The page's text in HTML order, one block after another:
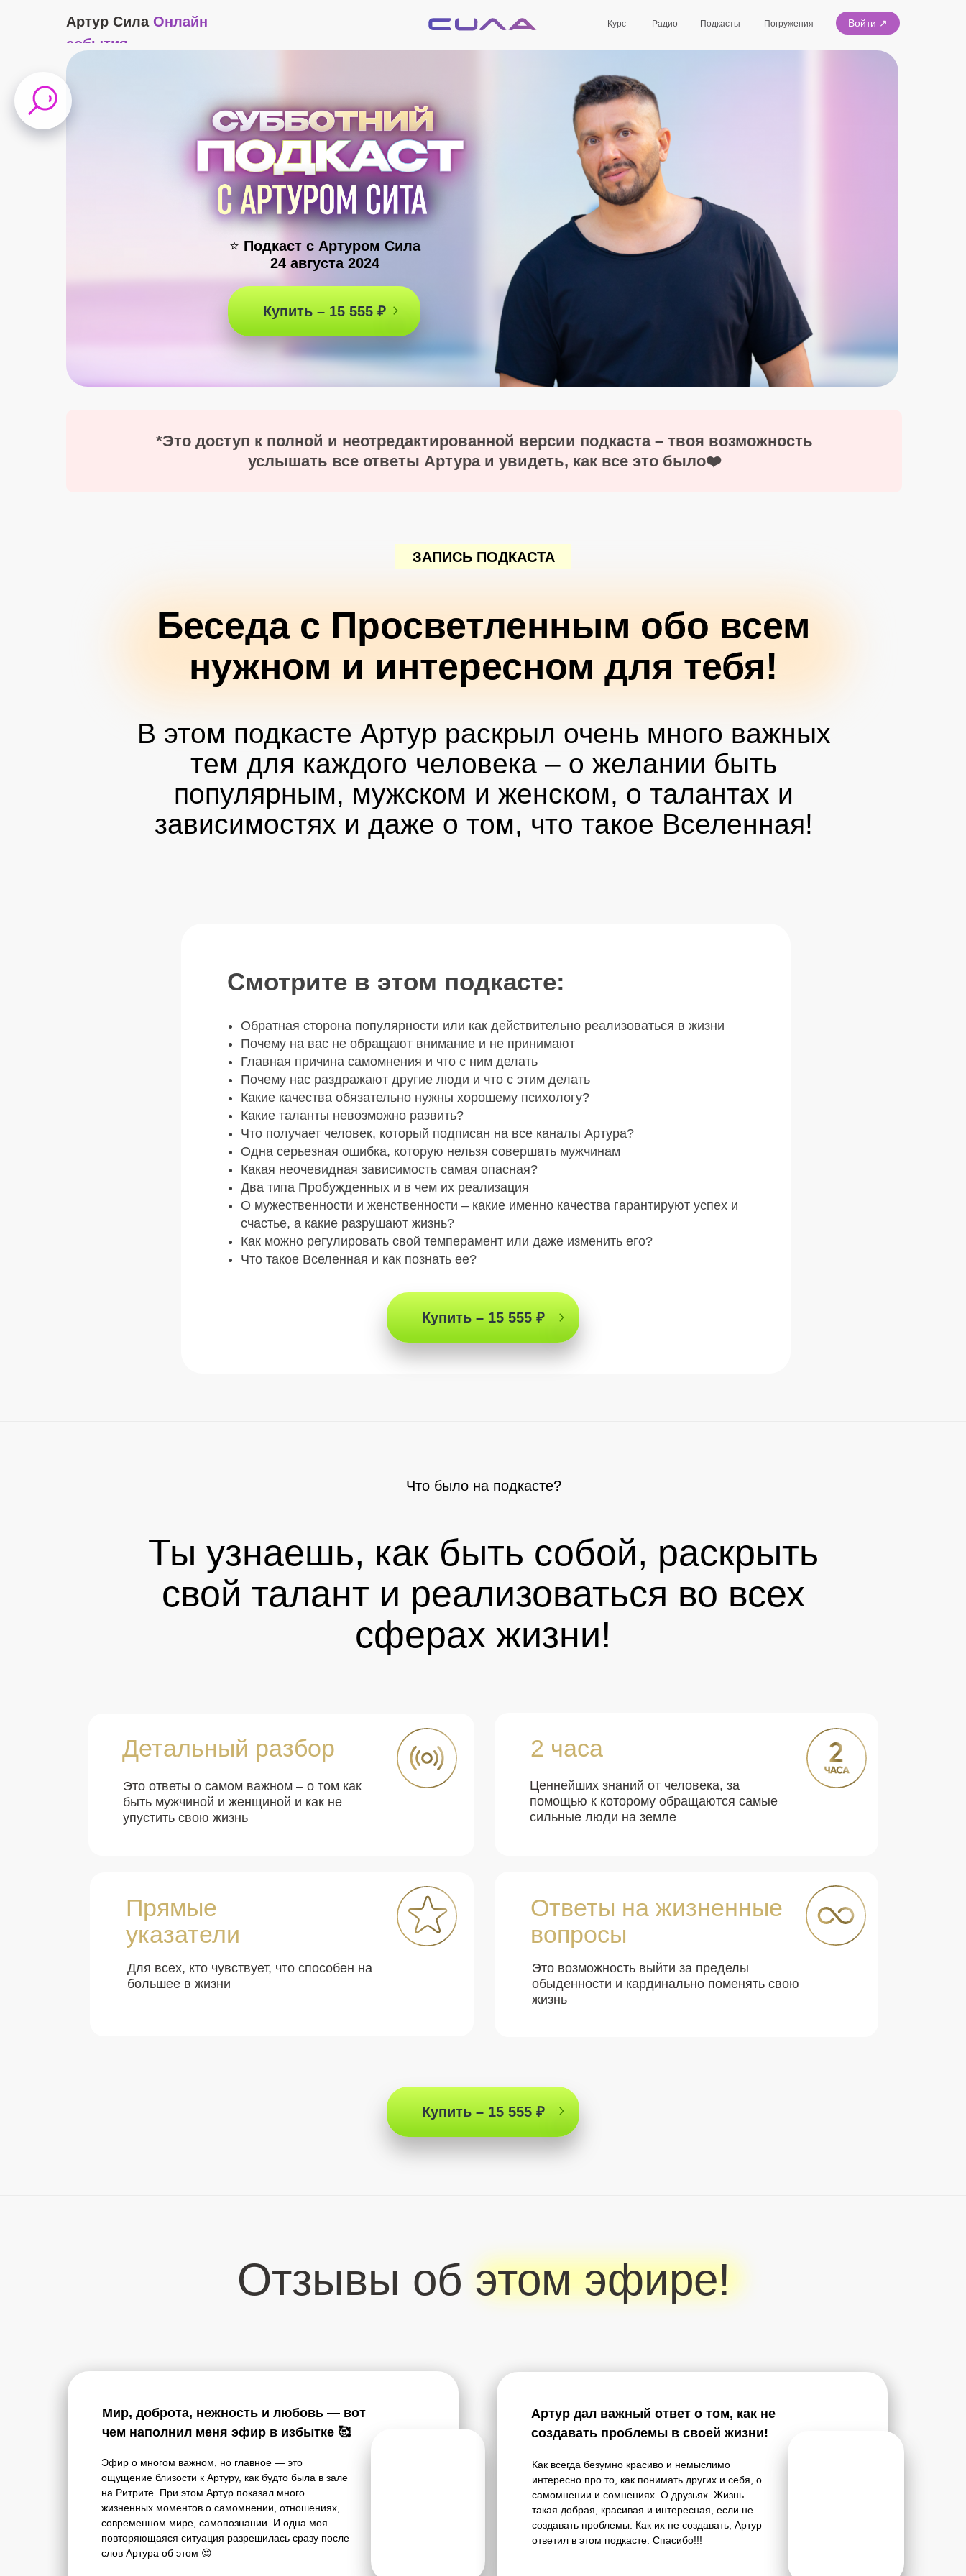
Курс Погружения
Подкасты Войти ↗
Радио
Артур Сила Онлайн
события
⭐ Подкаст с Артуром Сила
24 августа 2024
Купить – 15 555 ₽
*Это доступ к полной и неотредактированной версии подкаста – твоя возможность
услышать все ответы Артура и увидеть, как все это было❤️
Беседа с Просветленным обо всем
нужном и интересном для тебя!
ЗАПИСЬ ПОДКАСТА
В этом подкасте Артур раскрыл очень много важных
тем для каждого человека – о желании быть
популярным, мужском и женском, о талантах и
зависимостях и даже о том, что такое Вселенная!
Обратная сторона популярности или как действительно реализоваться в жизни
Почему на вас не обращают внимание и не принимают
Главная причина самомнения и что с ним делать
Почему нас раздражают другие люди и что с этим делать
Какие качества обязательно нужны хорошему психологу?
Какие таланты невозможно развить?
Что получает человек, который подписан на все каналы Артура?
Одна серьезная ошибка, которую нельзя совершать мужчинам
Какая неочевидная зависимость самая опасная?
Два типа Пробужденных и в чем их реализация
О мужественности и женственности – какие именно качества гарантируют успех и
счастье, а какие разрушают жизнь?
Как можно регулировать свой темперамент или даже изменить его?
Что такое Вселенная и как познать ее?
Смотрите в этом подкасте:
Купить – 15 555 ₽
Ты узнаешь, как быть собой, раскрыть
свой талант и реализоваться во всех
сферах жизни!
Что было на подкасте?
Для всех, кто чувствует, что способен на
большее в жизни
Прямые
указатели
Это возможность выйти за пределы
обыденности и кардинально поменять свою
жизнь
Ответы на жизненные
вопросы
Ценнейших знаний от человека, за
помощью к которому обращаются самые
сильные люди на земле
2 часа
Это ответы о самом важном – о том как
быть мужчиной и женщиной и как не
упустить свою жизнь
Детальный разбор
Купить – 15 555 ₽
Отзывы об этом эфире!
Эфир о многом важном, но главное — это
ощущение близости к Артуру, как будто была в зале
на Ритрите. При этом Артур показал много
жизненных моментов о самомнении, отношениях,
современном мире, самопознании. И одна моя
повторяющаяся ситуация разрешилась сразу после
слов Артура об этом 😍
Мир, доброта, нежность и любовь — вот
чем наполнил меня эфир в избытке 🥰
Как всегда безумно красиво и немыслимо
интересно про то, как понимать других и себя, о
самомнении и сомнениях. О друзьях. Жизнь
такая добрая, красивая и интересная, если не
создавать проблемы. Как их не создавать, Артур
ответил в этом подкасте. Спасибо!!!
Артур дал важный ответ о том, как не
создавать проблемы в своей жизни!